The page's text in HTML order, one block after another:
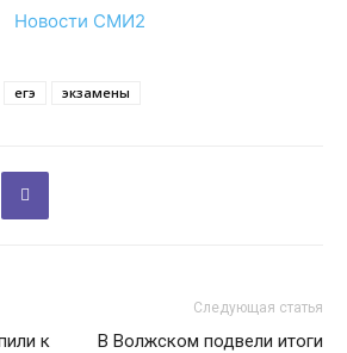
Новости СМИ2
егэ экзамены
к
Следующая статья
В Волжском подвели итоги